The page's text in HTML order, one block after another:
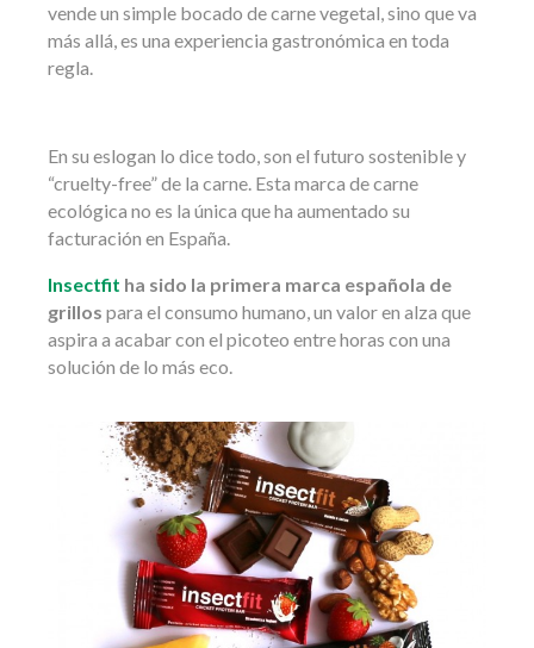
vende un simple bocado de carne vegetal, sino que va
más allá, es una experiencia gastronómica en toda
regla.
En su eslogan lo dice todo, son el futuro sostenible y
“cruelty-free” de la carne. Esta marca de carne
ecológica no es la única que ha aumentado su
facturación en España.
Insectfit ha sido la primera marca española de
grillos para el consumo humano, un valor en alza que
aspira a acabar con el picoteo entre horas con una
solución de lo más eco.